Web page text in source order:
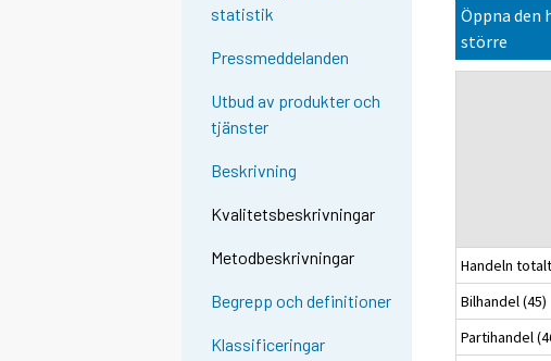
statistik
Pressmeddelanden
Utbud av produkter och
tjänster
Beskrivning
Kvalitetsbeskrivningar
Metodbeskrivningar
Begrepp och definitioner
Klassificeringar
Öppna den
större
Handeln
Bilhandel (45)
Partihandel